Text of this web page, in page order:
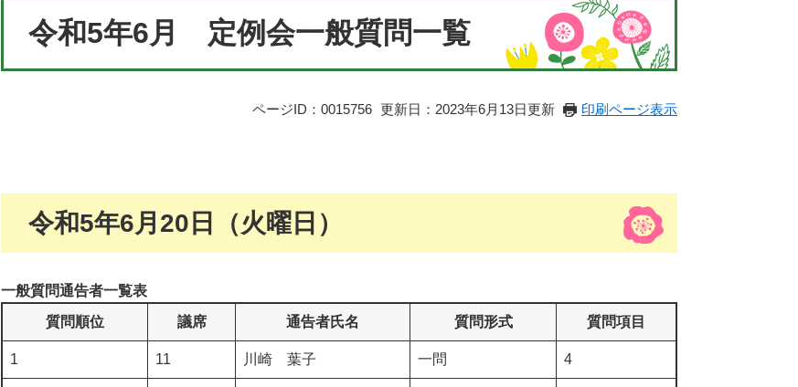
令和5年6月 定例会一般質問一覧
ページID：0015756 更新日：2023年6月13日更新 印刷ページ表示
令和5年6月20日（火曜日）
一般質問通告者一覧表
質問順位
議席 通告者氏名 質問形式 質問項目
1 11 川崎 葉子 一問 4